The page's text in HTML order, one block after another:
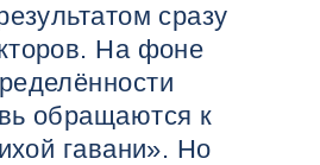
сразу
На фоне
обращаются к
гавани». Но